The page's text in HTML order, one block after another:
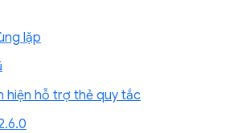
lặp
hiện hỗ trợ thẻ quy tắc